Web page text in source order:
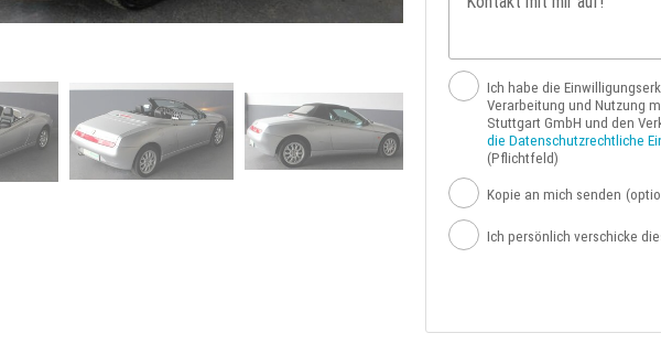
Ich habe die
Verarbeitung und Nutzung
Stuttgart GmbH und den
die Datenschutzrechtliche
(Pflichtfeld)
Kopie an mich senden
Ich persönlich verschicke